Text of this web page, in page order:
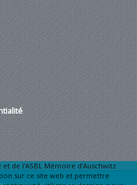
de l'ASBL Mémoire d’Auschwitz
sur ce site web et permettre